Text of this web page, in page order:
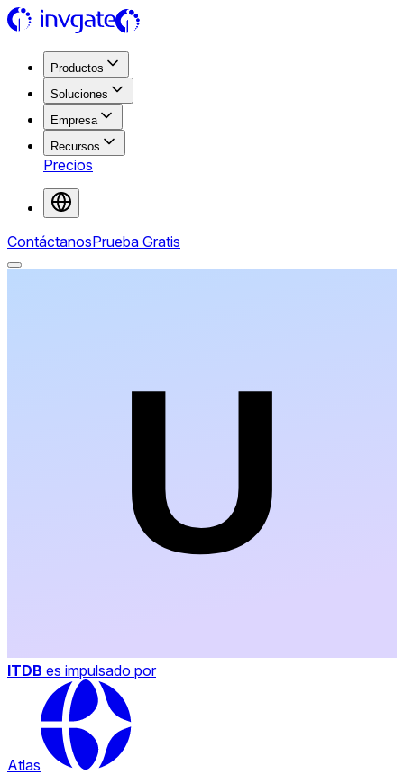
Productos
Soluciones
Empresa
Recursos
Precios
ContáctanosPrueba Gratis
ITDB es impulsado por
Atlas